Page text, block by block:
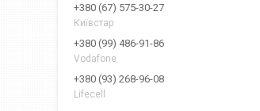
+380 (67) 575-30-27
Київстар
+380 (99) 486-91-86
Vodafone
+380 (93) 268-96-08
Lifecell